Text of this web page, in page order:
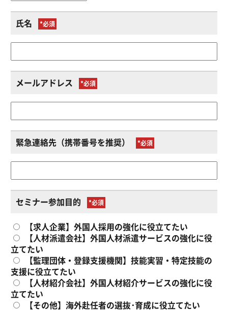
氏名 *
メールアドレス *
緊急連絡先（携帯番号を推奨） *
セミナー参加目的 *
【求人企業】外国人採用の強化に役立てたい
【人材派遣会社】外国人材派遣サービスの強化に役
立てたい
【監理団体・登録支援機関】技能実習・特定技能の
支援に役立てたい
【人材紹介会社】外国人材紹介サービスの強化に役
立てたい
【その他】海外赴任者の選抜･育成に役立てたい